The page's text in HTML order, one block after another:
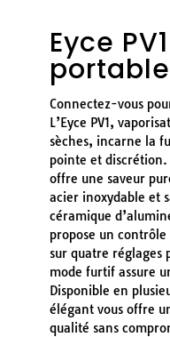
Eyce
portable
Connectez-vous
L’Eyce PV1,
sèches, incarne la
pointe et discrétion.
offre une saveur
acier inoxydable et
céramique
propose un
sur quatre réglages
mode furtif assure
Disponible en
élégant vous offre
qualité sans